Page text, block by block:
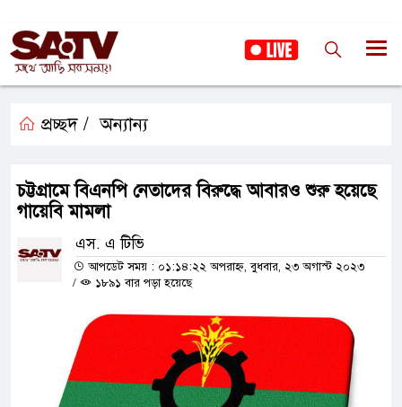
প্রচ্ছদ / অন্যান্য
চট্টগ্রামে বিএনপি নেতাদের বিরুদ্ধে আবারও শুরু হয়েছে
গায়েবি মামলা
এস. এ টিভি
আপডেট সময় : ০১:১৪:২২ অপরাহ্ন, বুধবার, ২৩ অগাস্ট ২০২৩
/
১৮৯১ বার পড়া হয়েছে